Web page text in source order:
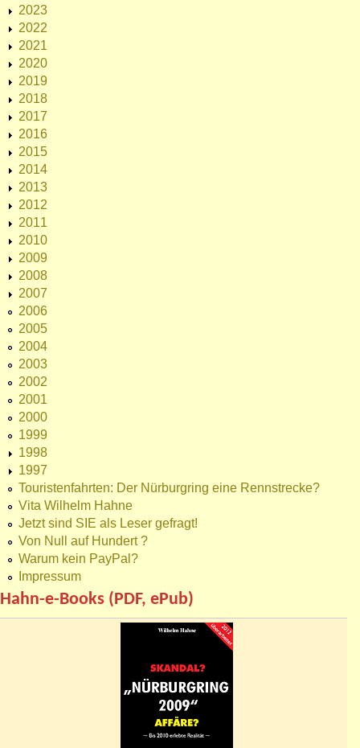
2023
2022
2021
2020
2019
2018
2017
2016
2015
2014
2013
2012
2011
2010
2009
2008
2007
2006
2005
2004
2003
2002
2001
2000
1999
1998
1997
Touristenfahrten: Der Nürburgring eine Rennstrecke?
Vita Wilhelm Hahne
Jetzt sind SIE als Leser gefragt!
Von Null auf Hundert ?
Warum kein PayPal?
Impressum
Hahn-e-Books (PDF, ePub)